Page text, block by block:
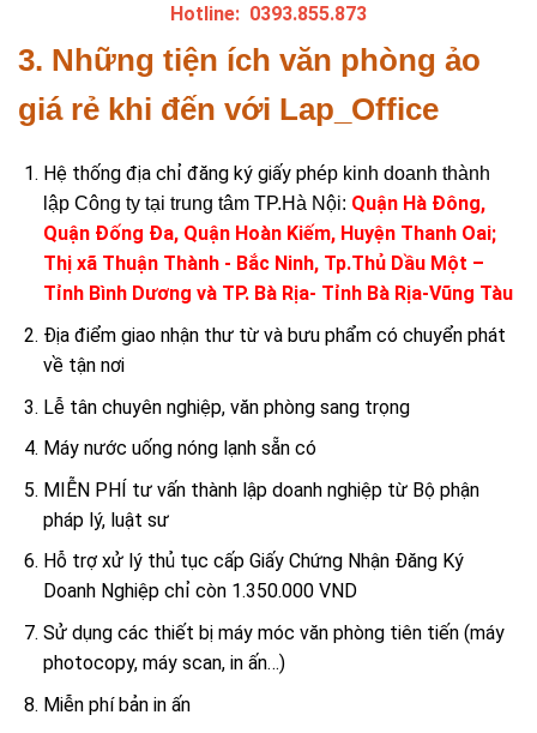
Hotline: 0393.855.873
3. Những tiện ích văn phòng ảo
giá rẻ khi đến với Lap_Office
Hệ thống địa chỉ đăng ký giấy phép kinh doanh thành
lập Công ty tại trung tâm TP.Hà Nội: Quận Hà Đông,
Quận Đống Đa, Quận Hoàn Kiếm, Huyện Thanh Oai;
Thị xã Thuận Thành - Bắc Ninh, Tp.Thủ Dầu Một –
Tỉnh Bình Dương và TP. Bà Rịa- Tỉnh Bà Rịa-Vũng Tàu
Địa điểm giao nhận thư từ và bưu phẩm có chuyển phát
về tận nơi
Lễ tân chuyên nghiệp, văn phòng sang trọng
Máy nước uống nóng lạnh sẵn có
MIỄN PHÍ tư vấn thành lập doanh nghiệp từ Bộ phận
pháp lý, luật sư
Hỗ trợ xử lý thủ tục cấp Giấy Chứng Nhận Đăng Ký
Doanh Nghiệp chỉ còn 1.350.000 VND
Sử dụng các thiết bị máy móc văn phòng tiên tiến (máy
photocopy, máy scan, in ấn…)
Miễn phí bản in ấn